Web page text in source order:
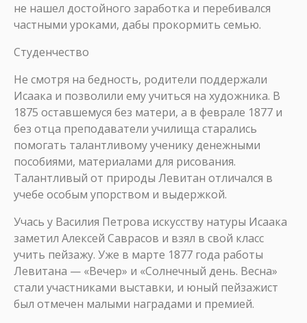
не нашел достойного заработка и перебивался
частными уроками, дабы прокормить семью.
Студенчество
Не смотря на бедность, родители поддержали
Исаака и позволили ему учиться на художника. В
1875 оставшемуся без матери, а в феврале 1877 и
без отца преподаватели училища старались
помогать талантливому ученику денежными
пособиями, материалами для рисования.
Талантливый от природы Левитан отличался в
учебе особым упорством и выдержкой.
Учась у Василия Петрова искусству натуры Исаака
заметил Алексей Саврасов и взял в свой класс
учить пейзажу. Уже в марте 1877 года работы
Левитана — «Вечер» и «Солнечный день. Весна»
стали участниками выставки, и юный пейзажист
был отмечен малыми наградами и премией.